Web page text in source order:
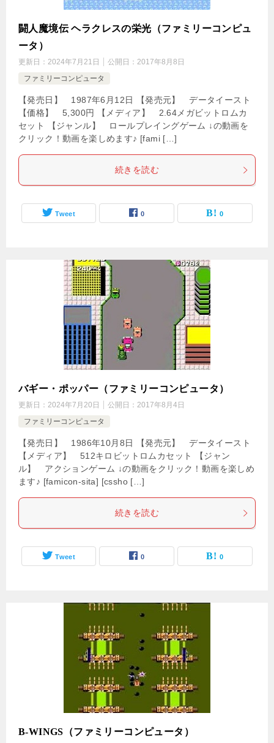
闘人魔境伝 ヘラクレスの栄光（ファミリーコンピュ
ータ）
更新日： 2024年7月21日 公開日： 2017年8月8日
ファミリーコンピュータ
【発売日】 1987年6月12日 【発売元】 データイースト
【価格】 5,300円 【メディア】 2.64メガビットロムカ
セット 【ジャンル】 ロールプレイングゲーム ↓の動画を
クリック！動画を楽しめます♪ [fami […]
続きを読む
Tweet 0 0
バギー・ポッパー（ファミリーコンピュータ）
更新日： 2024年7月20日 公開日： 2017年8月4日
ファミリーコンピュータ
【発売日】 1986年10月8日 【発売元】 データイースト
【メディア】 512キロビットロムカセット 【ジャン
ル】 アクションゲーム ↓の動画をクリック！動画を楽しめ
ます♪ [famicon-sita] [cssho […]
続きを読む
Tweet 0 0
B-WINGS（ファミリーコンピュータ）